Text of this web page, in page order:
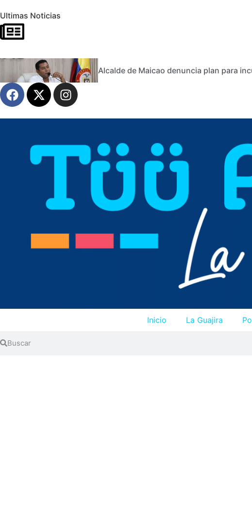
Ultimas Noticias
Alcalde de Maicao denuncia plan para
Inicio La Guajira